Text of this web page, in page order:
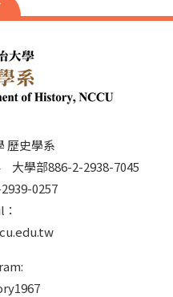
歷史學系
大學部886-2-2938-7045
0257